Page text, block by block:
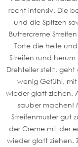
recht intensiv. Die
und die Spitzen
Buttercreme
Torte die helle
Streifen rund
Drehteller stellt,
wenig Gefühl,
wieder glatt ziehen.
sauber machen!
Streifenmuster gut
der Creme mit der
wieder glatt ziehen.